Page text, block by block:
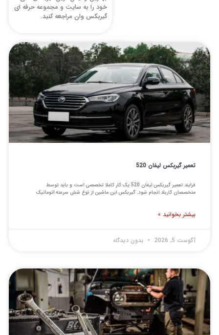
خود را به سایت و مجموعه حرفه ای
گیربکس وان مراجعه کنید.
تعمیر گیربکس لیفان 520
فرایند تعمیر گیربکس لیفان 520 یک کار کاملا تخصصی است و باید توسط
متخصصان کاربلد انجام شود. گیربکس این ماشین از نوع شش سرعته اتوماتیک
بیشتر بخوانید »
بدون دیدگاه